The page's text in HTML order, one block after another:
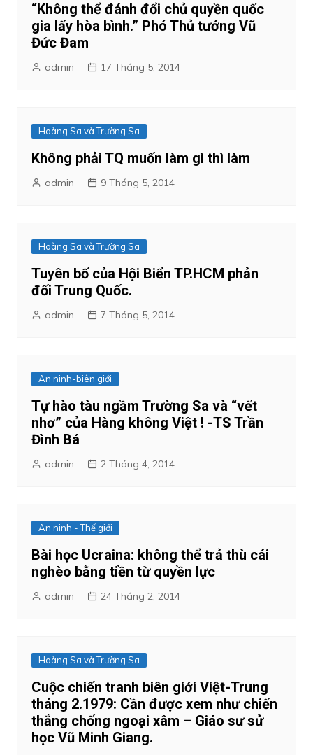
“Không thể đánh đổi chủ quyền quốc
gia lấy hòa bình.” Phó Thủ tướng Vũ
Đức Đam
admin 17 Tháng 5, 2014
Hoàng Sa và Trường Sa
Không phải TQ muốn làm gì thì làm
admin 9 Tháng 5, 2014
Hoàng Sa và Trường Sa
Tuyên bố của Hội Biển TP.HCM phản
đối Trung Quốc.
admin 7 Tháng 5, 2014
An ninh-biên giới
Tự hào tàu ngầm Trường Sa và “vết
nhơ” của Hàng không Việt ! -TS Trần
Đình Bá
admin 2 Tháng 4, 2014
An ninh - Thế giới
Bài học Ucraina: không thể trả thù cái
nghèo bằng tiền từ quyền lực
admin 24 Tháng 2, 2014
Hoàng Sa và Trường Sa
Cuộc chiến tranh biên giới Việt-Trung
tháng 2.1979: Cần được xem như chiến
thắng chống ngoại xâm – Giáo sư sử
học Vũ Minh Giang.